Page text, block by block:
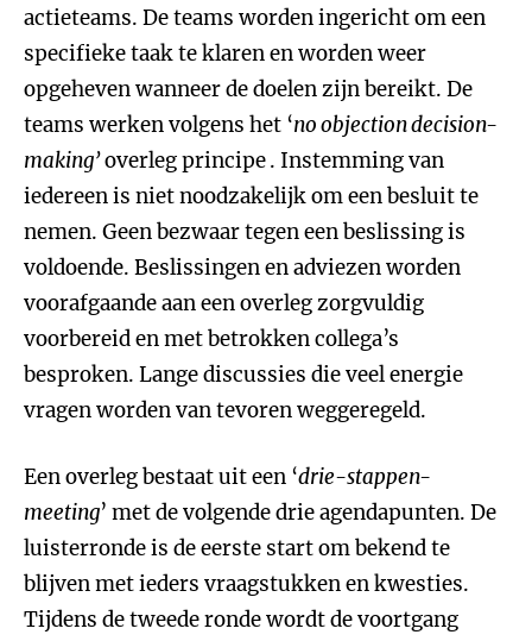
actieteams. De teams worden ingericht om een
specifieke taak te klaren en worden weer
opgeheven wanneer de doelen zijn bereikt. De
teams werken volgens het ‘no objection decision-
making’overleg principe. Instemming van
iedereen is niet noodzakelijk om een besluit te
nemen. Geen bezwaar tegen een beslissing is
voldoende. Beslissingen en adviezen worden
voorafgaande aan een overleg zorgvuldig
voorbereid en met betrokken collega’s
besproken. Lange discussies die veel energie
vragen worden van tevoren weggeregeld.
Een overleg bestaat uit een ‘drie-stappen-
meeting’ met de volgende drie agendapunten. De
luisterronde is de eerste start om bekend te
blijven met ieders vraagstukken en kwesties.
Tijdens de tweede ronde wordt de voortgang